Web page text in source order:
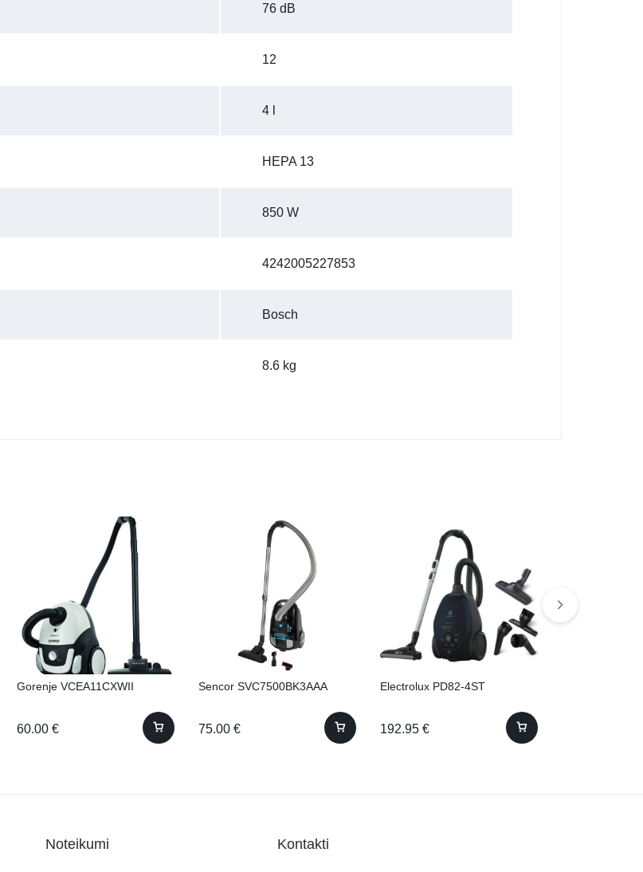
76 dB
12
4 l
HEPA 13
850 W
4242005227853
Bosch
8.6 kg
Gorenje VCEA11CXWII
60.00 €
Sencor SVC7500BK3AAA
75.00 €
Electrolux PD82-4ST
192.95 €
Noteikumi Kontakti